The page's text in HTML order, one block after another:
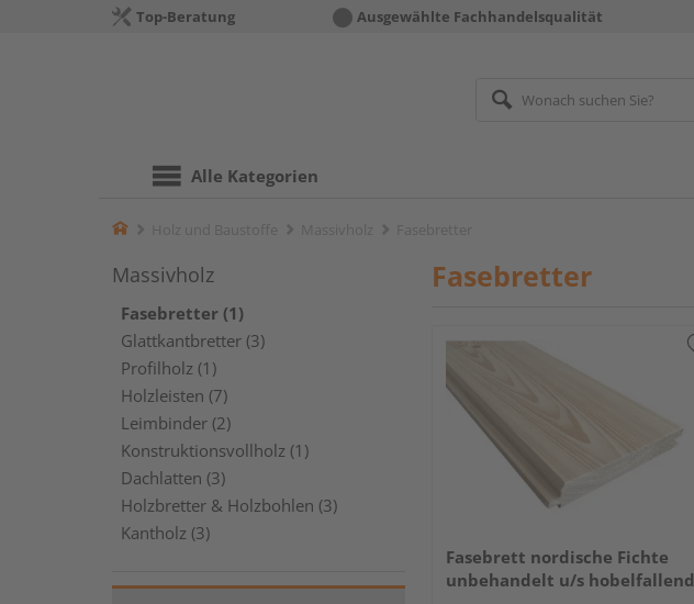
Top-Beratung Ausgewählte Fachhandelsqualität
Alle Kategorien
Home
Massivholz
Fasebretter (1)
Glattkantbretter (3)
Profilholz (1)
Holzleisten (7)
Leimbinder (2)
Konstruktionsvollholz (1)
Dachlatten (3)
Holzbretter & Holzbohlen (3)
Kantholz (3)
Fasebretter
Fasebrett nordische Fichte
unbehandelt u/s hobelfallend